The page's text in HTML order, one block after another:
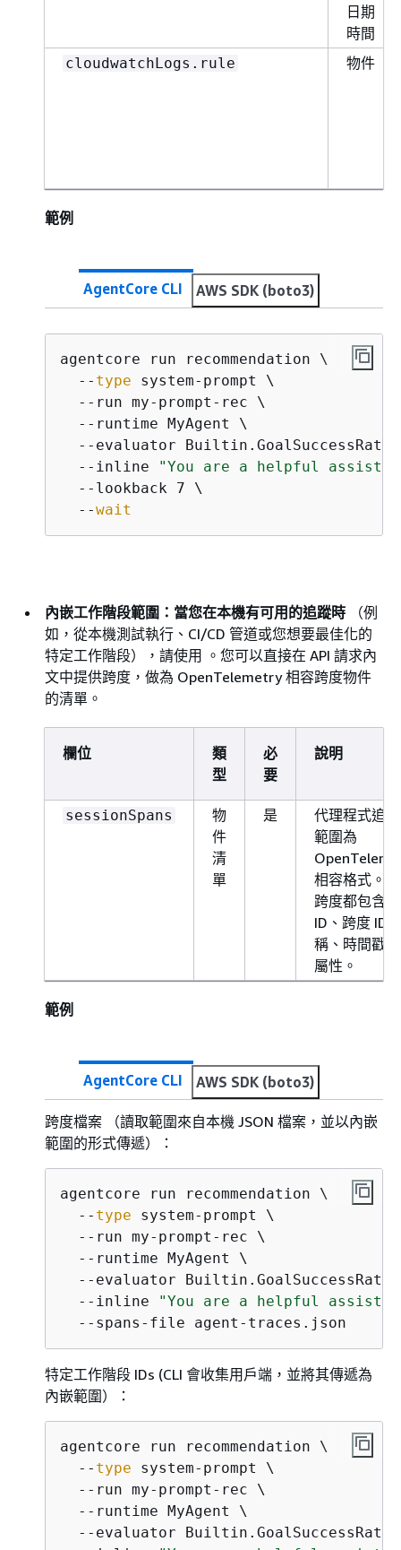
日期
時間
cloudwatchLogs.rule 物件
範例
AgentCore CLI AWS SDK (boto3)
agentcore run recommendation \
  --
type system-prompt \
  --run my-prompt-rec \
  --runtime MyAgent \
--evaluator Builtin.GoalSuccessRate
  --inline
"You are a helpful
  --lookback 7 \
  --
wait
內嵌工作階段範圍：當您在本機有可用的追蹤時 （例
如，從本機測試執行、CI/CD 管道或您想要最佳化的
特定工作階段），請使用 。您可以直接在 API 請求內
文中提供跨度，做為 OpenTelemetry 相容跨度物件
的清單。
欄位
類
型
必
要
說明
sessionSpans
物
件
清
單
是
代理程式追
範圍為
相容格式。
跨度都包含
ID、跨度 ID
稱、時間戳
屬性。
範例
AgentCore CLI AWS SDK (boto3)
跨度檔案 （讀取範圍來自本機 JSON 檔案，並以內嵌
範圍的形式傳遞）：
agentcore run recommendation \
  --
type system-prompt \
  --run my-prompt-rec \
  --runtime MyAgent \
--evaluator Builtin.GoalSuccessRate
  --inline
"You are a helpful
  --spans-file agent-traces.json
特定工作階段 IDs (CLI 會收集用戶端，並將其傳遞為
內嵌範圍）：
agentcore run recommendation \
  --
type system-prompt \
  --run my-prompt-rec \
  --runtime MyAgent \
--evaluator Builtin.GoalSuccessRate